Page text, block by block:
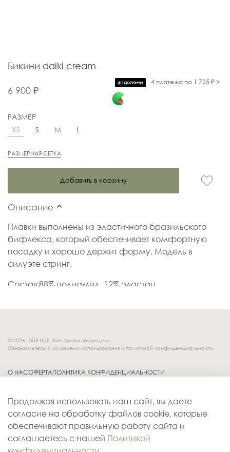
Бикини daiki cream
6 900 ₽
4 платежа по 1 725 ₽ >
РАЗМЕР
XS
S M L
РАЗМЕРНАЯ СЕТКА
Добавить в корзину
Описание
Плавки выполнены из эластичного бразильского
бифлекса, который обеспечивает комфортную
посадку и хорошо держит форму. Модель в
силуэте стринг.
Состав:88% полиамид, 12% эластан
© 2026. NÚE NÚE. Все права защищены.
Ознакомьтесь с условиями использования и политикой конфиденциальности.
О НАСОФЕРТАПОЛИТИКА КОНФИДЕНЦИАЛЬНОСТИ
ДОСТАВКА
КОНТАКТЫ
ОПЛАТА
Продолжая использовать наш сайт, вы даете
согласие на обработку файлов cookie, которые
обеспечивают правильную работу сайта и
соглашаетесь с нашей Политикой